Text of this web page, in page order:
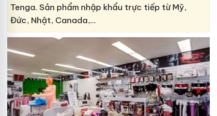
Tenga. Sản phẩm nhập khẩu trực tiếp từ Mỹ,
Đức, Nhật, Canada,…